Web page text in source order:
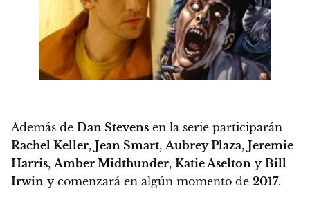
Además de Dan Stevens en la serie participarán
Rachel Keller, Jean Smart,Aubrey Plaza, Jeremie
Harris,Amber Midthunder, Katie Aselton y Bill
Irwin y comenzará en algún momento de 2017.